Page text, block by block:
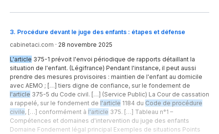
3. Procédure devant le juge des enfants : étapes et défense
cabinetaci.com · 28 novembre 2025
L'article 375-1 prévoit l'envoi périodique de rapports détaillant la
situation de l'enfant. (Légifrance) Pendant l'instance, il peut aussi
prendre des mesures provisoires : maintien de l'enfant au domicile
avec AEMO ; […] tiers digne de confiance, sur le fondement de
l'article 375-5 du Code civil. […] (Service Public) La Cour de cassation
a rappelé, sur le fondement de l'article 1184 du Code de procédure
civile, […] conformément à l'article 375. […] Tableau n°1 –
Compétences et domaines d'intervention du juge des enfants
Domaine Fondement légal principal Exemples de situations Points